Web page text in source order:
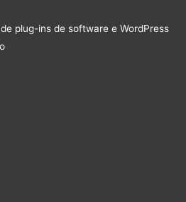
plug-ins de software e WordPress